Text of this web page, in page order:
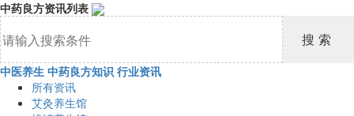
中药良方资讯列表
中医养生 中药良方知识 行业资讯
所有资讯
艾灸养生馆